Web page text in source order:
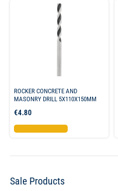
ROCKER CONCRETE AND
MASONRY DRILL 5X110X150MM
€4.80
Προσθήκη στο καλάθι
Sale Products